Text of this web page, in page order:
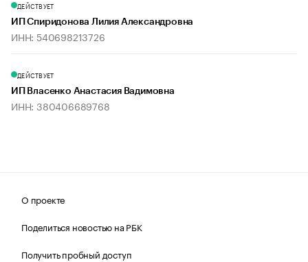
ДЕЙСТВУЕТ
ИП Спиридонова Лилия Александровна
ИНН: 540698213726
ДЕЙСТВУЕТ
ИП Власенко Анастасия Вадимовна
ИНН: 380406689768
О проекте
Поделиться новостью на РБК
Получить пробный доступ